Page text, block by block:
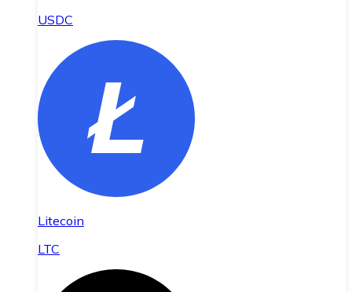
USDC
Litecoin
LTC